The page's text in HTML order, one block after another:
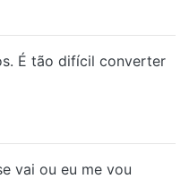
É tão difícil converter
vai ou eu me vou